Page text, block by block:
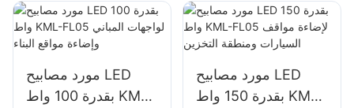
مورد مصابيح LED
بقدرة 100 واط KML-
مورد مصابيح LED
بقدرة 150 واط KML-